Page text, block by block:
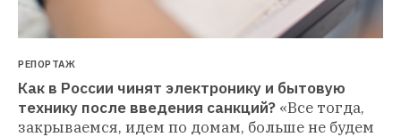
РЕПОРТАЖ
Как в России чинят электронику и бытовую
технику после введения санкций? «Все тогда,
закрываемся, идем по домам, больше не будем